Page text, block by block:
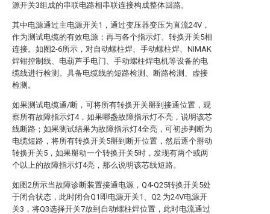
源开关3组成的串联电路相串联连接构成整体回路。
其中电源通过主电源开关1，通过变压器变压为直流24V，
作为测试电缆的有效电源；再与各个指示灯、转换开关5相
连接。如图2-6所示，对自动螺柱焊、手动螺柱焊、NIMAK
焊钳控制线、电葫芦手电门、手动螺柱焊电机等设备的电
缆线进行检测。具备电缆线的短路检测、断路检测、虚接
检测。
如果测试电缆通/断，可将所有转换开关掰到接通位置，观
察所有故障指示灯4，如果哪盏故障指示灯不亮，说明该芯
线断路；如果测试结果为故障指示灯4全亮，可初步判断为
电缆短路，将所有转换开关5掰到断开位置，然后逐个掰动
转换开关5，如果掰动一个转换开关5时，发现有两个或两
个以上的故障指示灯4亮，那么说明该芯线短路。
如图2所示当故障诊断装置接通电源，Q4-Q25转换开关5处
于闭合状态，此时闭合Q1即电源开关1、Q2 为24V电源开
关3，将Q3选择开关7放到自动螺柱焊位置，此时电流通过